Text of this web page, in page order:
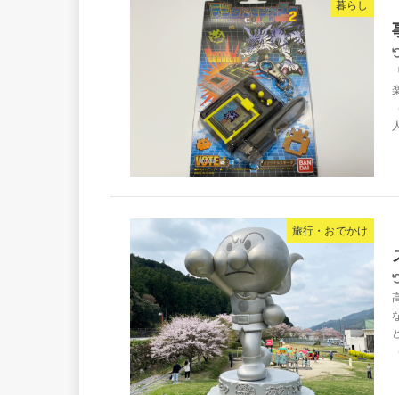
暮らし
旅行・おでかけ